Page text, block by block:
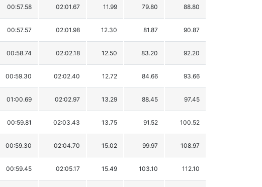
00:57.58 02:01.67 11.99 79.80 88.80
00:57.57 02:01.98 12.30 81.87 90.87
00:58.74 02:02.18 12.50 83.20 92.20
00:59.30 02:02.40 12.72 84.66 93.66
01:00.69 02:02.97 13.29 88.45 97.45
00:59.81 02:03.43 13.75 91.52 100.52
00:59.30 02:04.70 15.02 99.97 108.97
00:59.45 02:05.17 15.49 103.10 112.10